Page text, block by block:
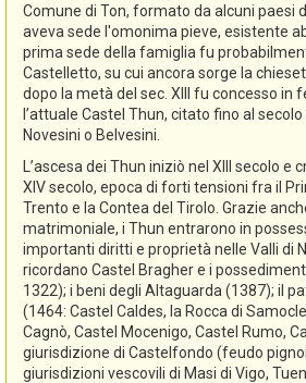
Comune di Ton, formato da alcuni paesi
aveva sede l'omonima pieve, esistente
prima sede della famiglia fu
Castelletto, su cui ancora sorge la
dopo la metà del sec. XIII fu concesso in
l’attuale Castel Thun, citato fino al
Novesini o Belvesini.
L’ascesa dei Thun iniziò nel XIII secolo e
XIV secolo, epoca di forti tensioni fra il
Trento e la Contea del Tirolo. Grazie
matrimoniale, i Thun entrarono in
importanti diritti e proprietà nelle Valli di
ricordano Castel Bragher e i
1322); i beni degli Altaguarda (1387); il
(1464: Castel Caldes, la Rocca di
Cagnò, Castel Mocenigo, Castel Rumo,
giurisdizione di Castelfondo (feudo
giurisdizioni vescovili di Masi di Vigo,